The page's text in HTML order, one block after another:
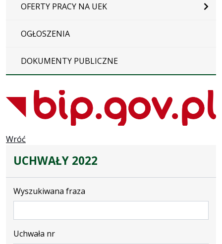
OFERTY PRACY NA UEK
OGŁOSZENIA
DOKUMENTY PUBLICZNE
Wróć
UCHWAŁY 2022
Wyszukiwana fraza
Uchwała nr